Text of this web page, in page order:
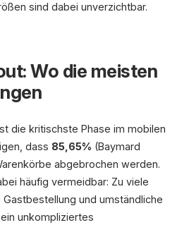
sind dabei unverzichtbar.
Wo die meisten
die kritischste Phase im mobilen
dass 85,65% (Baymard
abgebrochen werden.
häufig vermeidbar: Zu viele
und umständliche
unkompliziertes